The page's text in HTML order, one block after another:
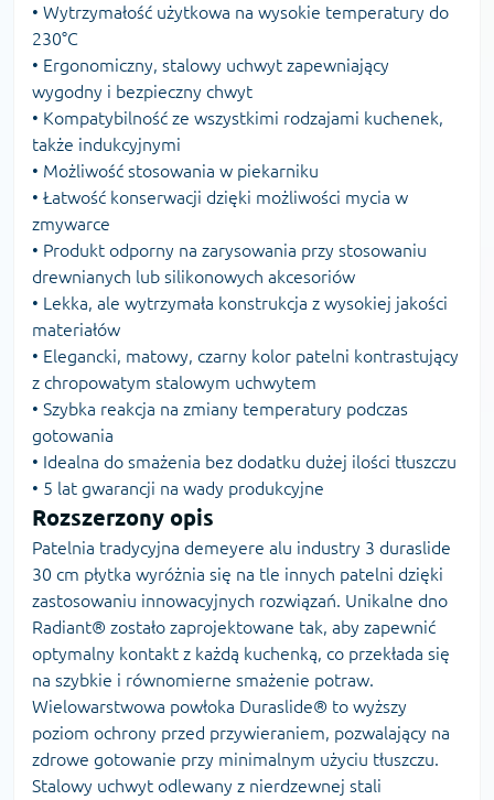
• Wytrzymałość użytkowa na wysokie temperatury do
230°C
• Ergonomiczny, stalowy uchwyt zapewniający
wygodny i bezpieczny chwyt
• Kompatybilność ze wszystkimi rodzajami kuchenek,
także indukcyjnymi
• Możliwość stosowania w piekarniku
• Łatwość konserwacji dzięki możliwości mycia w
zmywarce
• Produkt odporny na zarysowania przy stosowaniu
drewnianych lub silikonowych akcesoriów
• Lekka, ale wytrzymała konstrukcja z wysokiej jakości
materiałów
• Elegancki, matowy, czarny kolor patelni kontrastujący
z chropowatym stalowym uchwytem
• Szybka reakcja na zmiany temperatury podczas
gotowania
• Idealna do smażenia bez dodatku dużej ilości tłuszczu
• 5 lat gwarancji na wady produkcyjne
Rozszerzony opis
Patelnia tradycyjna demeyere alu industry 3 duraslide
30 cm płytka wyróżnia się na tle innych patelni dzięki
zastosowaniu innowacyjnych rozwiązań. Unikalne dno
Radiant® zostało zaprojektowane tak, aby zapewnić
optymalny kontakt z każdą kuchenką, co przekłada się
na szybkie i równomierne smażenie potraw.
Wielowarstwowa powłoka Duraslide® to wyższy
poziom ochrony przed przywieraniem, pozwalający na
zdrowe gotowanie przy minimalnym użyciu tłuszczu.
Stalowy uchwyt odlewany z nierdzewnej stali